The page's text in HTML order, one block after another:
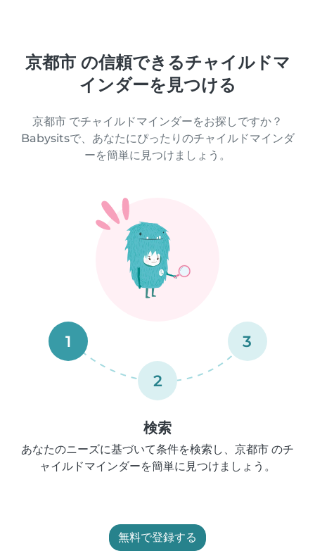
京都市 の信頼できるチャイルドマ
インダーを見つける
京都市 でチャイルドマインダーをお探しですか？
Babysitsで、あなたにぴったりのチャイルドマインダ
ーを簡単に見つけましょう。
1
2
3
検索
あなたのニーズに基づいて条件を検索し、京都市 のチ
ャイルドマインダーを簡単に見つけましょう。
無料で登録する